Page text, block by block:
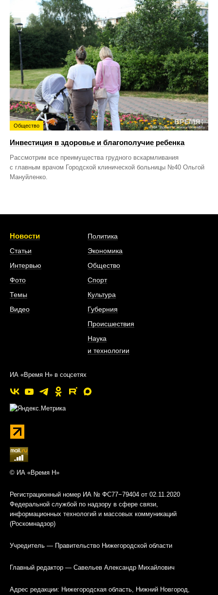
Общество
Инвестиция в здоровье и благополучие ребенка
Рассмотрим все преимущества грудного вскармливания
с главным врачом Городской клинической больницы №40 Ольгой
Мануйленко.
Новости
Статьи
Интервью
Фото
Темы
Видео
Политика
Экономика
Общество
Спорт
Культура
Губерния
Происшествия
Наука
и технологии
ИА «Время Н» в соцсетях
© ИА «Время Н»
Регистрационный номер ИА № ФС77−79404 от 02.11.2020
Федеральной службой по надзору в сфере связи,
информационных технологий и массовых коммуникаций
(Роскомнадзор)
Учредитель — Правительство Нижегородской области
Главный редактор — Савельев Александр Михайлович
Адрес редакции: Нижегородская область, Нижний Новгород,